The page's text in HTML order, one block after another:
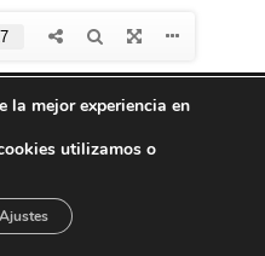
los derechos reservados
Legal
de Cookies
la mejor experiencia en
utilizamos o
Ajustes